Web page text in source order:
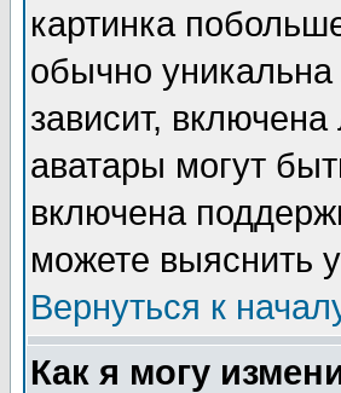
картинка
обычно
зависит,
аватары могут
включена
можете выяснить
Вернуться к
Как я могу